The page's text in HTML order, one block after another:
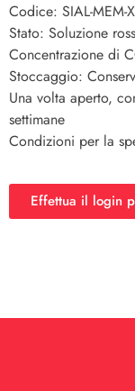
Codice: SIAL-
Stato: Soluzione
Concentrazione di
Stoccaggio:
Una volta aperto,
settimane
Condizioni per la
Effettua il login